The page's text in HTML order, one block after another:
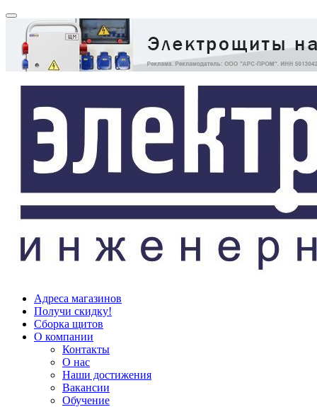
Адреса магазинов
Получи скидку!
Сборка щитов
О компании
Контакты
О нас
Наши достижения
Вакансии
Обучение